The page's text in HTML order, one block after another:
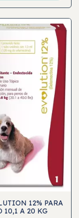
12% PARA
10,1 A 20 KG